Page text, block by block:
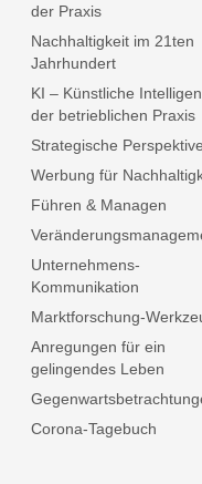
der Praxis
Nachhaltigkeit im 21ten
Jahrhundert
KI – Künstliche
der betrieblichen Praxis
Strategische
Werbung für
Führen & Managen
Unternehmens-
Kommunikation
Marktforschung-
Anregungen für ein
gelingendes Leben
Corona-Tagebuch